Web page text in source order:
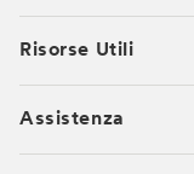
Risorse Utili
Assistenza